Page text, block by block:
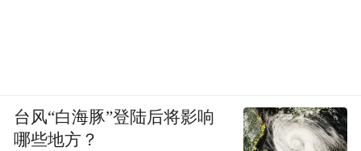
台风“白海豚”登陆后将影响
哪些地方？